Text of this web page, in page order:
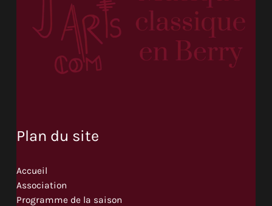
Plan du site
Accueil
Association
Programme de la saison